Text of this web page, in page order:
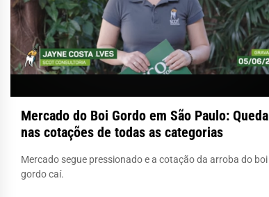
Mercado do Boi Gordo em São Paulo: Queda
nas cotações de todas as categorias
Mercado segue pressionado e a cotação da arroba do boi
gordo caí.